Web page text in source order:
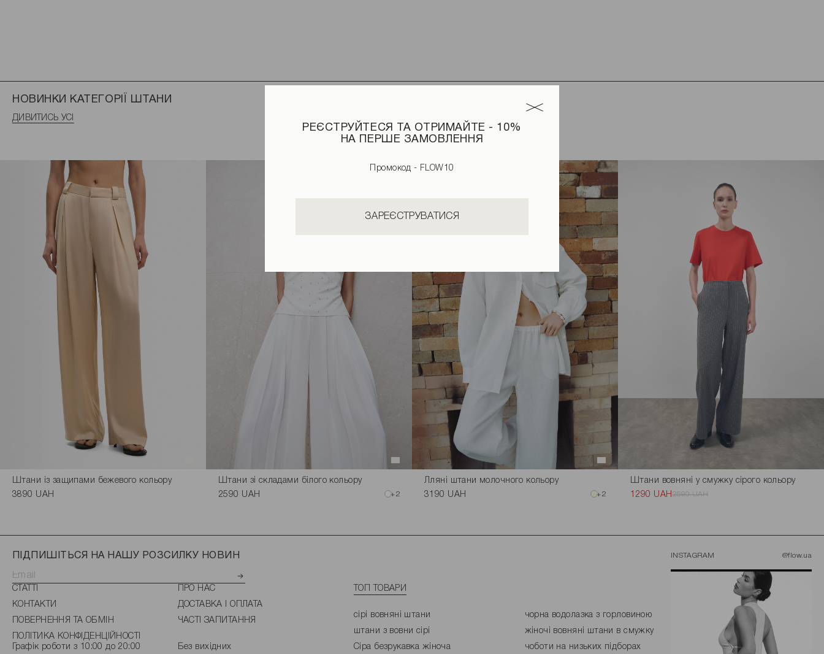
РЕЄСТРУЙТЕСЯ ТА ОТРИМАЙТЕ - 10%
НА ПЕРШЕ ЗАМОВЛЕННЯ
Промокод - FLOW10
ЗАРЕЄСТРУВАТИСЯ
НОВИНКИ КАТЕГОРІЇ ШТАНИ
ДИВИТИСЬ УСІ
Штани із защипами бежевого кольору
3890 UAH
Штани зі складами білого кольору
2590 UAH
+2
Лляні штани молочного кольору
3190 UAH
+2
Штани вовняні у смужку сірого кольору
1290 UAH 2590 UAH
ПІДПИШІТЬСЯ НА НАШУ РОЗСИЛКУ НОВИН
СТАТТІ
ПРО НАС
КОНТАКТИ
ДОСТАВКА І ОПЛАТА
ПОВЕРНЕННЯ ТА ОБМІН
ЧАСТІ ЗАПИТАННЯ
ПОЛІТИКА КОНФІДЕНЦІЙНОСТІ
Графік роботи з 10:00 до 20:00
Без вихідних
ТОП ТОВАРИ
сірі вовняні штани
чорна водолазка з горловиною
штани з вовни сірі
жіночі вовняні штани в смужку
Сіра безрукавка жіноча
чоботи на низьких підборах
INSTAGRAM @flow.ua